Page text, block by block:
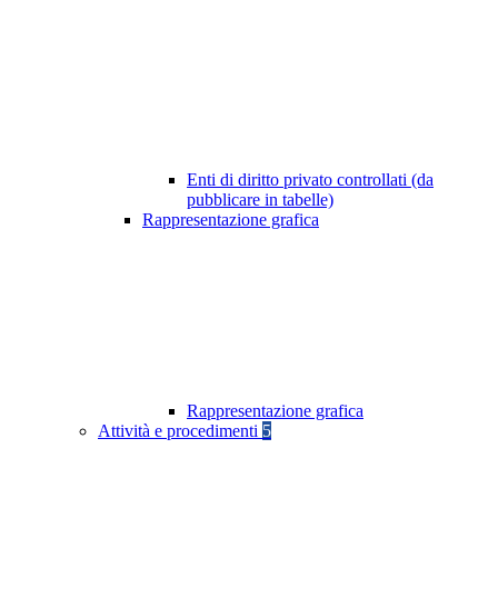
Enti di diritto privato controllati (da
pubblicare in tabelle)
Rappresentazione grafica
Rappresentazione grafica
Attività e procedimenti 5